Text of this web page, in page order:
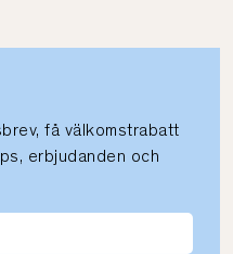
få välkomstrabatt
erbjudanden och